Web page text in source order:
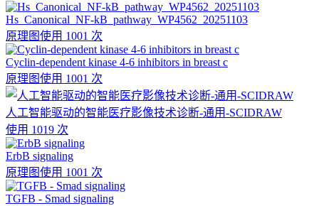
Hs_Canonical_NF-kB_pathway_WP4562_20251103
原理图使用 1001 次
Cyclin-dependent kinase 4-6 inhibitors in breast c
原理图使用 1001 次
人工智能驱动的智能医疗影像技术诊断-通用-SCIDRAW
使用 1019 次
ErbB signaling
原理图使用 1001 次
TGFB - Smad signaling